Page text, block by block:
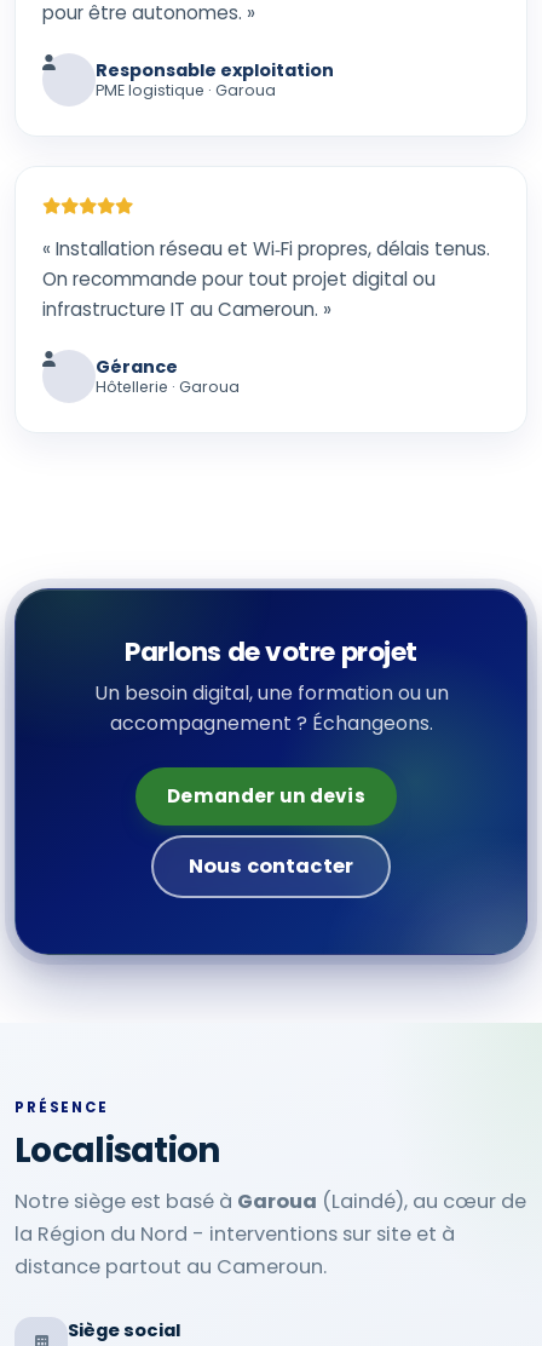
pour être autonomes. »
Responsable exploitation
PME logistique · Garoua
« Installation réseau et Wi‑Fi propres, délais tenus.
On recommande pour tout projet digital ou
infrastructure IT au Cameroun. »
Gérance
Hôtellerie · Garoua
Parlons de votre projet
Un besoin digital, une formation ou un
accompagnement ? Échangeons.
Demander un devis
Nous contacter
PRÉSENCE
Localisation
Notre siège est basé à Garoua (Laindé), au cœur de
la Région du Nord - interventions sur site et à
distance partout au Cameroun.
Siège social